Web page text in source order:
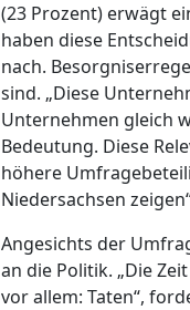
(23 Prozent) erwägt
haben diese
nach.
sind. „Diese
Unternehmen gleich
Bedeutung. Diese
höhere
Niedersachsen
Angesichts der
an die Politik. „Die
vor allem: Taten“,